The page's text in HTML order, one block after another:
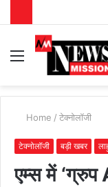
Menu
Home / टेक्नोलॉजी
टेक्नोलॉजी बड़ी खबर
एम्स में ‘ग्रुप